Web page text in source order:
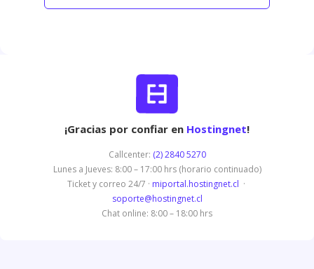
¡Gracias por confiar en Hostingnet!
Callcenter: (2) 2840 5270
Lunes a Jueves: 8:00 – 17:00 hrs (horario continuado)
Ticket y correo 24/7 · miportal.hostingnet.cl ·
soporte@hostingnet.cl
Chat online: 8:00 – 18:00 hrs